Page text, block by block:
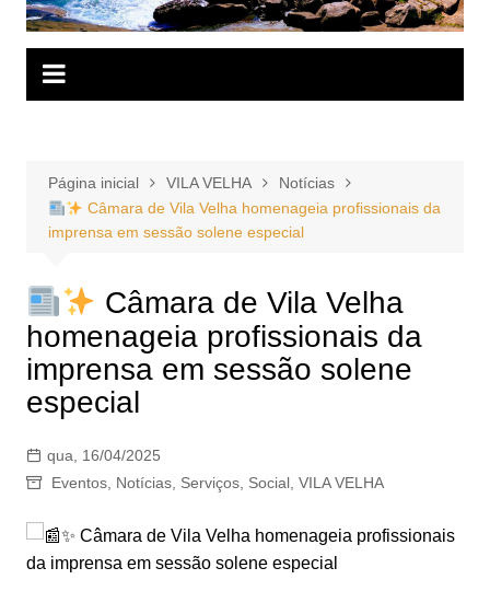
Página inicial VILA VELHA
Notícias
Câmara de Vila Velha homenageia profissionais da
imprensa em sessão solene especial
Câmara de Vila Velha
homenageia profissionais da
imprensa em sessão solene
especial
qua, 16/04/2025
Eventos, Notícias, Serviços, Social, VILA VELHA